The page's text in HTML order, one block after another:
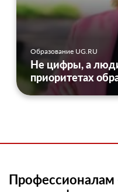
Образование UG.RU
Не цифры, а
приоритетах